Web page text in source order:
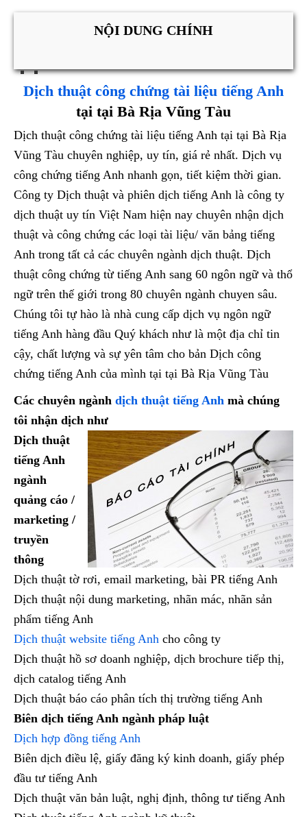
NỘI DUNG CHÍNH
Dịch thuật công chứng tài liệu tiếng Anh
tại tại Bà Rịa Vũng Tàu
Dịch thuật công chứng tài liệu tiếng Anh tại tại Bà Rịa
Vũng Tàu chuyên nghiệp, uy tín, giá rẻ nhất. Dịch vụ
công chứng tiếng Anh nhanh gọn, tiết kiệm thời gian.
Công ty Dịch thuật và phiên dịch tiếng Anh là công ty
dịch thuật uy tín Việt Nam hiện nay chuyên nhận dịch
thuật và công chứng các loại tài liệu/ văn bảng tiếng
Anh trong tất cả các chuyên ngành dịch thuật. Dịch
thuật công chứng từ tiếng Anh sang 60 ngôn ngữ và thổ
ngữ trên thế giới trong 80 chuyên ngành chuyen sâu.
Chúng tôi tự hào là nhà cung cấp dịch vụ ngôn ngữ
tiếng Anh hàng đầu Quý khách như là một địa chỉ tin
cậy, chất lượng và sự yên tâm cho bản Dịch công
chứng tiếng Anh của mình tại tại Bà Rịa Vũng Tàu
Các chuyên ngành dịch thuật tiếng Anh mà chúng
tôi nhận dịch như
Dịch thuật
tiếng Anh
ngành
quảng cáo /
marketing /
truyền
thông
Dịch thuật tờ rơi, email marketing, bài PR tiếng Anh
Dịch thuật nội dung marketing, nhãn mác, nhãn sản
phẩm tiếng Anh
Dịch thuật website tiếng Anh cho công ty
Dịch thuật hồ sơ doanh nghiệp, dịch brochure tiếp thị,
dịch catalog tiếng Anh
Dịch thuật báo cáo phân tích thị trường tiếng Anh
Biên dịch tiếng Anh ngành pháp luật
Dịch hợp đồng tiếng Anh
Biên dịch điều lệ, giấy đăng ký kinh doanh, giấy phép
đầu tư tiếng Anh
Dịch thuật văn bản luật, nghị định, thông tư tiếng Anh